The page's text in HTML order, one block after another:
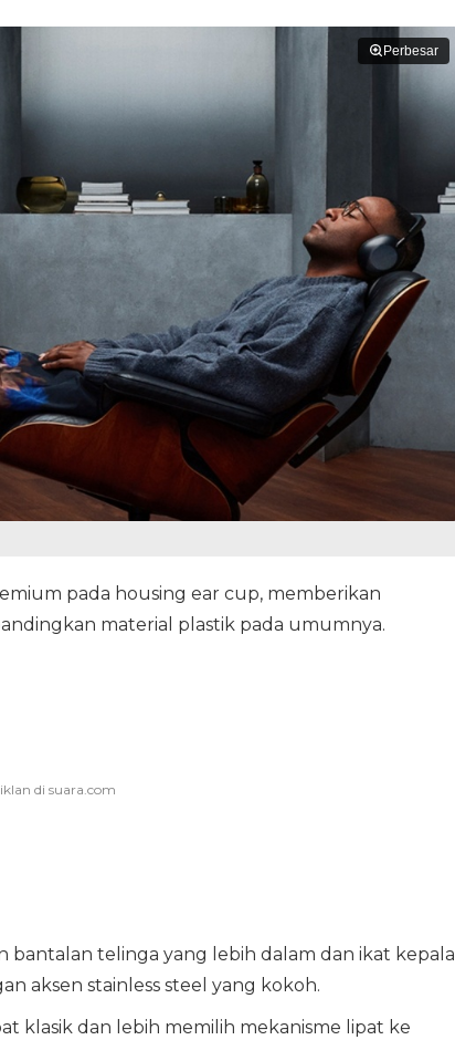
Perbesar
pada housing ear cup, memberikan
material plastik pada umumnya.
bantalan telinga yang lebih dalam dan ikat kepala
aksen stainless steel yang kokoh.
klasik dan lebih memilih mekanisme lipat ke